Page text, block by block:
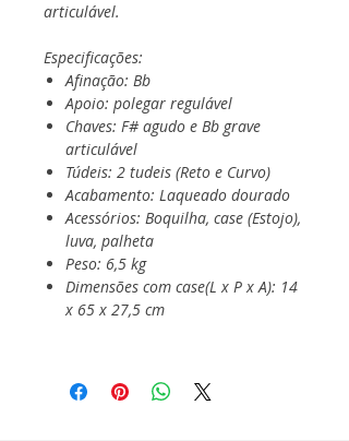
articulável.
Especificações:
Afinação: Bb
Apoio: polegar regulável
Chaves: F# agudo e Bb grave
articulável
Túdeis: 2 tudeis (Reto e Curvo)
Acabamento: Laqueado dourado
Acessórios: Boquilha, case (Estojo),
luva, palheta
Peso: 6,5 kg
Dimensões com case(L x P x A): 14
x 65 x 27,5 cm